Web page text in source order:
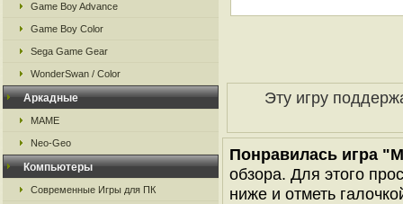
Game Boy Advance
Game Boy Color
Sega Game Gear
WonderSwan / Color
Аркадные
MAME
Neo-Geo
Компьютеры
Современные Игры для ПК
Эту игру
Понравилась игра
обзора. Для этого
ниже и отметь